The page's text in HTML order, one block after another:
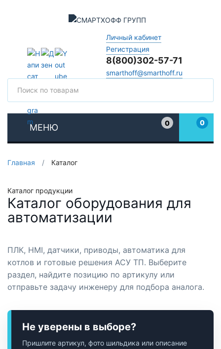
Личный кабинет
Регистрация
8(800)302-57-71
smarthoff@smarthoff.ru
МЕНЮ
0
0
Главная / Каталог
Каталог продукции
Каталог оборудования для
автоматизации
ПЛК, HMI, датчики, приводы, автоматика для
котлов и готовые решения АСУ ТП. Выберите
раздел, найдите позицию по артикулу или
отправьте задачу инженеру для подбора аналога.
Не уверены в выборе?
Пришлите артикул, фото шильдика или описание